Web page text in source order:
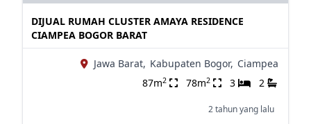
DIJUAL RUMAH CLUSTER AMAYA RESIDENCE
CIAMPEA BOGOR BARAT
Jawa Barat, Kabupaten Bogor, Ciampea
87m2 78m2 3 2
2 tahun yang lalu